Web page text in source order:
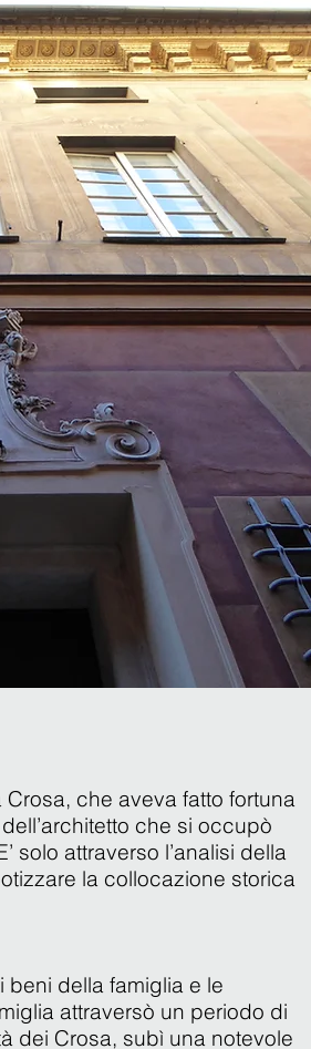
Crosa, che aveva fatto fortuna
che si occupò
solo attraverso l’analisi della
la collocazione storica
beni della famiglia e le
attraversò un periodo di
dei Crosa, subì una notevole